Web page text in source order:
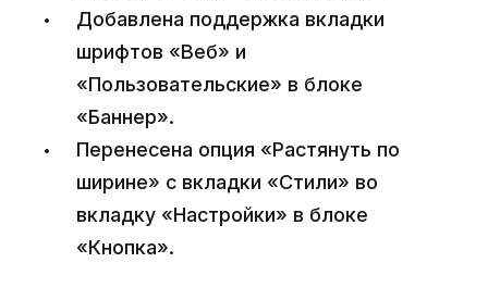
Добавлена поддержка вкладки
шрифтов «Веб» и
«Пользовательские» в блоке
«Баннер».
Перенесена опция «Растянуть по
ширине» с вкладки «Стили» во
вкладку «Настройки» в блоке
«Кнопка».